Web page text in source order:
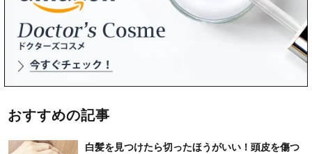
おすすめの記事
白髪を見つけたら切ったほうがいい！頭皮を傷つ